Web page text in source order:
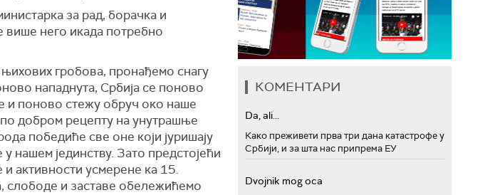
за рад, борачка и
више него икада потребно
гробова, пронађемо снагу
нападнута, Србија се поново
и поново стежу обруч око наше
добром рецепту на унутрашње
победиће све оне који јуришају
нашем јединству. Зато предстојећи
активности усмерене ка 15.
слободе и заставе обележићемо
КОМЕНТАРИ
Da, ali...
Како преживети прва три дана катастрофе у
Србији, и за шта нас припрема ЕУ
Dvojnik mog oca